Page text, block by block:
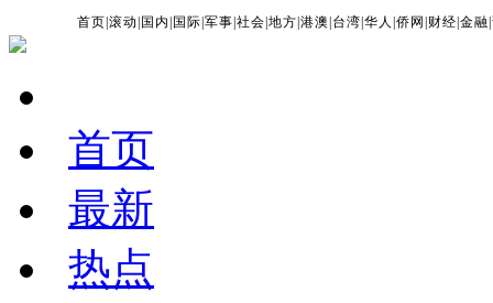
首页 |滚动 国内 国际 |军事 |社会 |地方 |港澳 台湾 |华人 |侨网 财经 |金融 |
首页
最新
热点